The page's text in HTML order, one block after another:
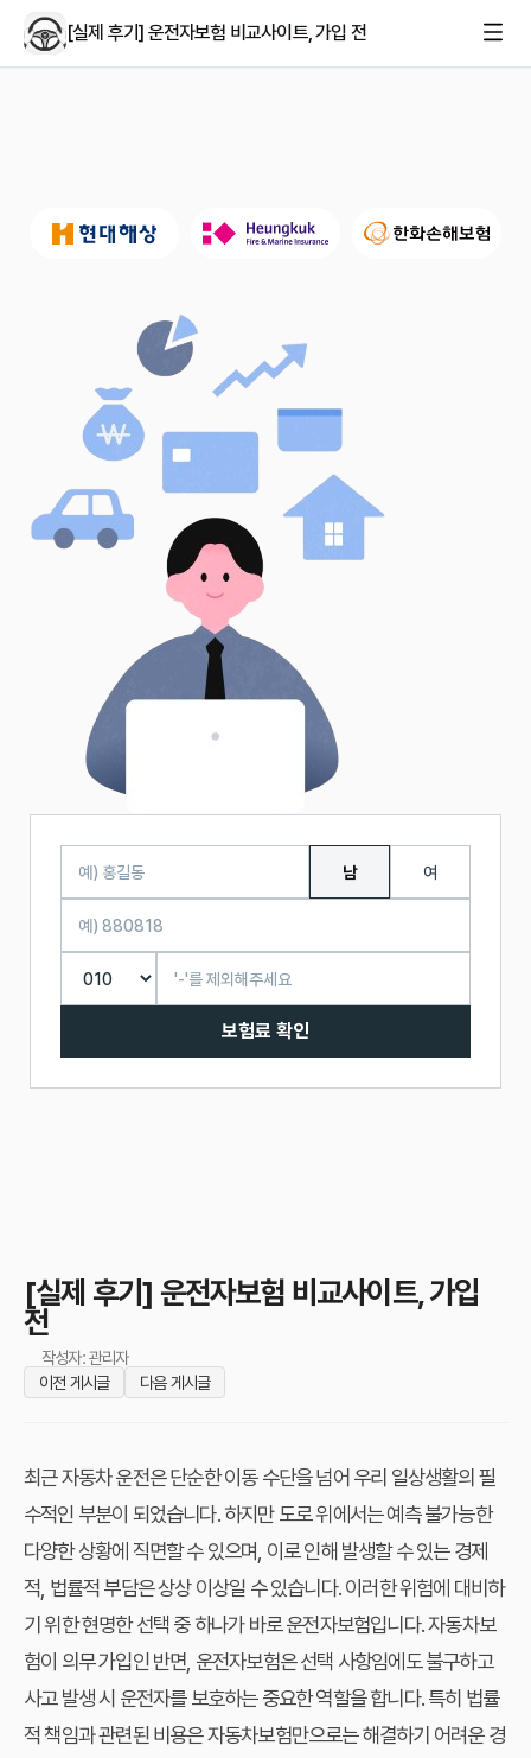
[실제 후기] 운전자보험 비교사이트, 가입 전
남 여
보험료 확인
[실제 후기] 운전자보험 비교사이트, 가입
전
작성자: 관리자
이전 게시글
다음 게시글
최근 자동차 운전은 단순한 이동 수단을 넘어 우리 일상생활의 필
수적인 부분이 되었습니다. 하지만 도로 위에서는 예측 불가능한
다양한 상황에 직면할 수 있으며, 이로 인해 발생할 수 있는 경제
적, 법률적 부담은 상상 이상일 수 있습니다. 이러한 위험에 대비하
기 위한 현명한 선택 중 하나가 바로 운전자보험입니다. 자동차보
험이 의무 가입인 반면, 운전자보험은 선택 사항임에도 불구하고
사고 발생 시 운전자를 보호하는 중요한 역할을 합니다. 특히 법률
적 책임과 관련된 비용은 자동차보험만으로는 해결하기 어려운 경